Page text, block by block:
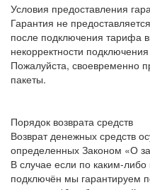
Условия предоставления
Гарантия не
после подключения тарифа
некорректности
Пожалуйста, своевременно
пакеты.
Порядок возврата средств
Возврат денежных средств
определенных Законом «О
В случае если по каким-
подключён мы гарантируем